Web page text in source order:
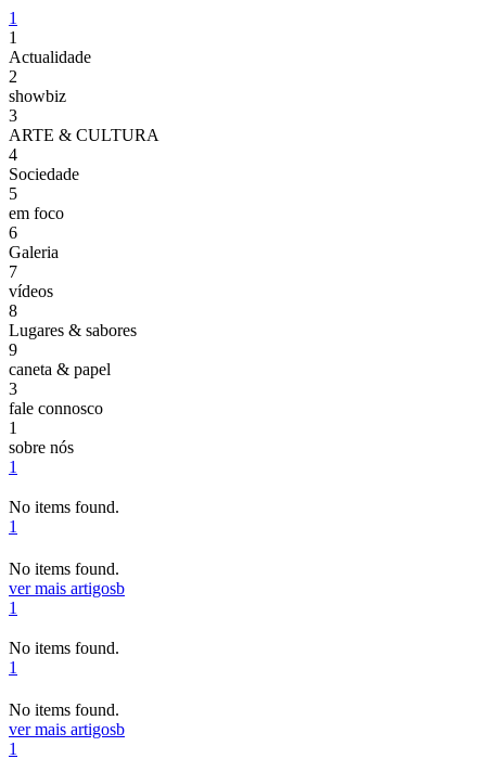
1
1
Actualidade
2
showbiz
3
ARTE & CULTURA
4
Sociedade
5
em foco
6
Galeria
7
vídeos
8
Lugares & sabores
9
caneta & papel
3
fale connosco
1
sobre nós
1
No items found.
1
No items found.
ver mais artigosb
1
No items found.
1
No items found.
ver mais artigosb
1